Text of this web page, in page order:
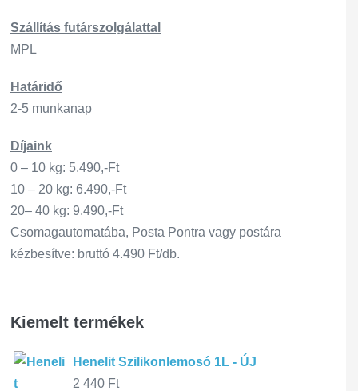
Szállítás futárszo lgálattal
MPL
Határidő
2-5 munkanap
Díjaink
0 – 10 kg: 5.490,-Ft
10 – 20 kg: 6.490,-Ft
20– 40 kg: 9.490,-Ft
Csomagautomatába, Posta Pontra vagy postára
kézbesítve: bruttó 4.490 Ft/db.
Kiemelt termékek
Henelit Szilikonlemosó 1L - ÚJ
2 440 Ft